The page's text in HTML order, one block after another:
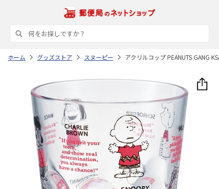
ホーム グッズストア スヌーピー アクリルコップ PEANUTS GANG